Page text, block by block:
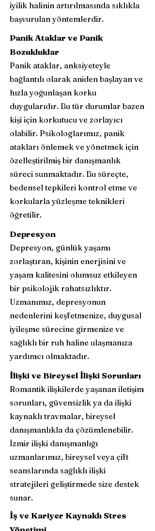
iyilik halinin artırılmasında sıklıkla
başvurulan yöntemlerdir.
Panik Ataklar ve Panik
Bozukluklar
Panik ataklar, anksiyeteyle
bağlantılı olarak aniden başlayan ve
hızla yoğunlaşan korku
duygularıdır. Bu tür durumlar bazen
kişi için korkutucu ve zorlayıcı
olabilir. Psikologlarımız, panik
atakları önlemek ve yönetmek için
özelleştirilmiş bir danışmanlık
süreci sunmaktadır. Bu süreçte,
bedensel tepkileri kontrol etme ve
korkularla yüzleşme teknikleri
öğretilir.
Depresyon
Depresyon, günlük yaşamı
zorlaştıran, kişinin enerjisini ve
yaşam kalitesini olumsuz etkileyen
bir psikolojik rahatsızlıktır.
Uzmanımız, depresyonun
nedenlerini keşfetmenize, duygusal
iyileşme sürecine girmenize ve
sağlıklı bir ruh haline ulaşmanıza
yardımcı olmaktadır.
İlişki ve Bireysel İlişki Sorunları
Romantik ilişkilerde yaşanan iletişim
sorunları, güvensizlik ya da ilişki
kaynaklı travmalar, bireysel
danışmanlıkla da çözümlenebilir.
İzmir ilişki danışmanlığı
uzmanlarımız, bireysel veya çift
seanslarında sağlıklı ilişki
stratejileri geliştirmede size destek
sunar.
İş ve Kariyer Kaynaklı Stres